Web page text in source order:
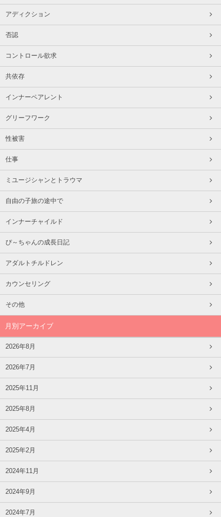
アディクション
否認
コントロール欲求
共依存
インナーペアレント
グリーフワーク
性被害
仕事
ミユージシャンとトラウマ
自由の子旅の途中で
インナーチャイルド
ぴ～ちゃんの成長日記
アダルトチルドレン
カウンセリング
その他
月別アーカイブ
2026年8月
2026年7月
2025年11月
2025年8月
2025年4月
2025年2月
2024年11月
2024年9月
2024年7月